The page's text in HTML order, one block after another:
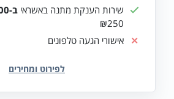
שירות הענקת מתנה באשראי ב-₪100
₪250
אישורי הגעה טלפונים